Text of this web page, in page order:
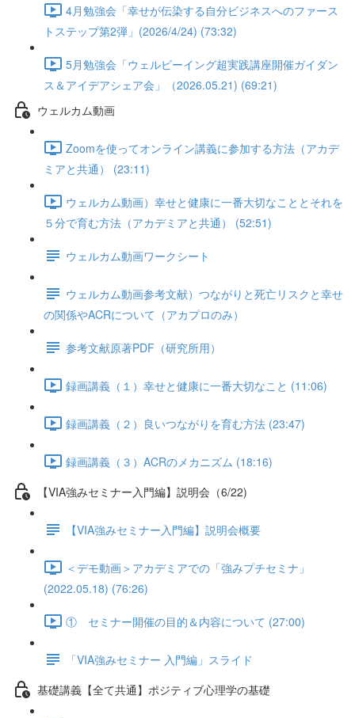
4月勉強会「幸せが伝染する自分ビジネスへのファース
トステップ第2弾」(2026/4/24) (73:32)
5月勉強会「ウェルビーイング超実践講座開催ガイダン
ス＆アイデアシェア会」（2026.05.21) (69:21)
ウェルカム動画
Zoomを使ってオンライン講義に参加する方法（アカデ
ミアと共通） (23:11)
ウェルカム動画）幸せと健康に一番大切なこととそれを
５分で育む方法（アカデミアと共通） (52:51)
ウェルカム動画ワークシート
ウェルカム動画参考文献）つながりと死亡リスクと幸せ
の関係やACRについて（アカプロのみ）
参考文献原著PDF（研究所用）
録画講義（１）幸せと健康に一番大切なこと (11:06)
録画講義（２）良いつながりを育む方法 (23:47)
録画講義（３）ACRのメカニズム (18:16)
【VIA強みセミナー入門編】説明会（6/22)
【VIA強みセミナー入門編】説明会概要
＜デモ動画＞アカデミアでの「強みプチセミナ」
(2022.05.18) (76:26)
① セミナー開催の目的＆内容について (27:00)
「VIA強みセミナー 入門編」スライド
基礎講義【全て共通】ポジティブ心理学の基礎